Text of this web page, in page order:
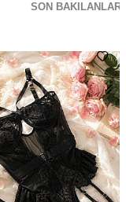
SON BAKILANLAR